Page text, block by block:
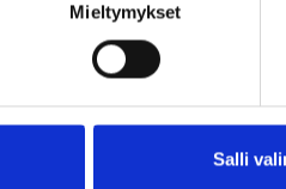
Mieltymykset
Salli